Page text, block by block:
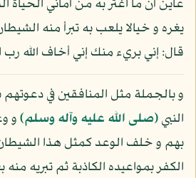
عاين أن ما اغتر به من أماني الحياة
يغره و خيالا يلعب به تبرأ منه
قال: إني بريء منك إني أخاف الله رب
و بالجملة مثل المنافقين في دعوتهم
النبي(صلى الله عليه وآله وسلم)و
بهم و خلف الوعد كمثل هذا الشيطان
الكفر بمواعيده الكاذبة ثم تبريه